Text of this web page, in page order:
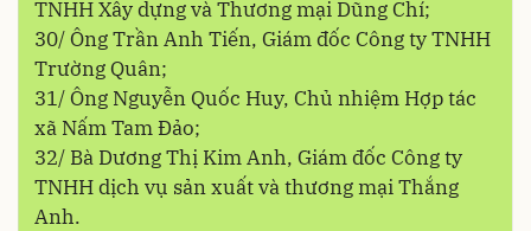
TNHH Xây dựng và Thương mại Dũng Chí;
30/ Ông Trần Anh Tiến, Giám đốc Công ty TNHH
Trường Quân;
31/ Ông Nguyễn Quốc Huy, Chủ nhiệm Hợp tác
xã Nấm Tam Đảo;
32/ Bà Dương Thị Kim Anh, Giám đốc Công ty
TNHH dịch vụ sản xuất và thương mại Thắng
Anh.